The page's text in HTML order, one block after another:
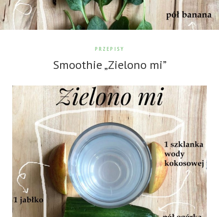
PRZEPISY
Smoothie „Zielono mi”